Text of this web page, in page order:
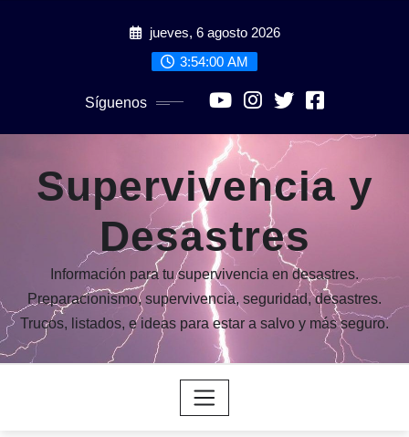
jueves, 6 agosto 2026
3:54:02 AM
Síguenos
Supervivencia y
Desastres
Información para tu supervivencia en desastres.
Preparacionismo, supervivencia, seguridad, desastres.
Trucos, listados, e ideas para estar a salvo y más seguro.